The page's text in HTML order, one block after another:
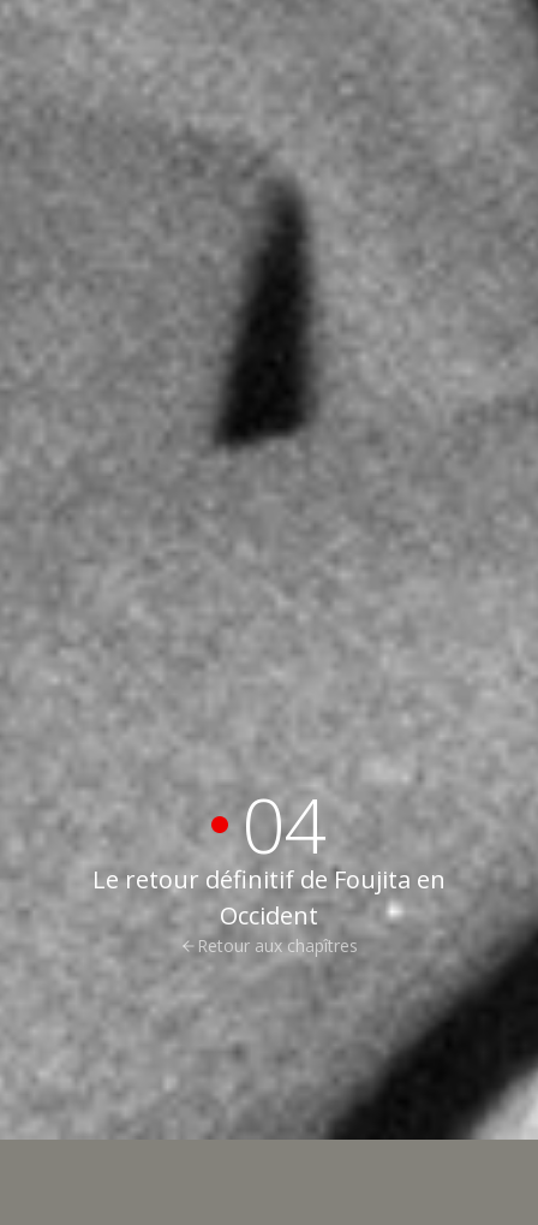
04
Le retour définitif de Foujita en
Occident
Retour aux chapîtres